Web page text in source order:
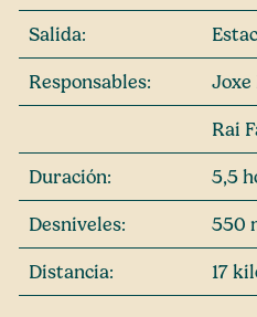
Salida:
Responsables: Joxe
Rai
Duración: 5,5
Desniveles: 550
Distancia: 17